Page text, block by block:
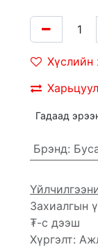
Хүслийн
Гадаад
Брэнд:
Захиалгын
₮-с дээш
Хүргэлт: